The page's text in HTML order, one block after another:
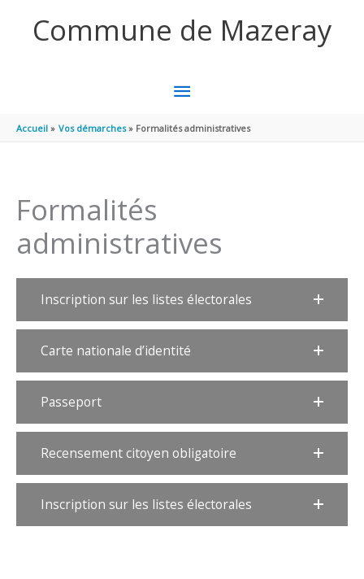
Commune de Mazeray
MENU
PRINCIPAL
Accueil Vos démarches Formalités administratives
Formalités
administratives
Inscription sur les listes électorales
Carte nationale d’identité
Passeport
Recensement citoyen obligatoire
Inscription sur les listes électorales